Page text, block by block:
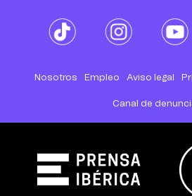
Nosotros Empleo Aviso legal
Canal de